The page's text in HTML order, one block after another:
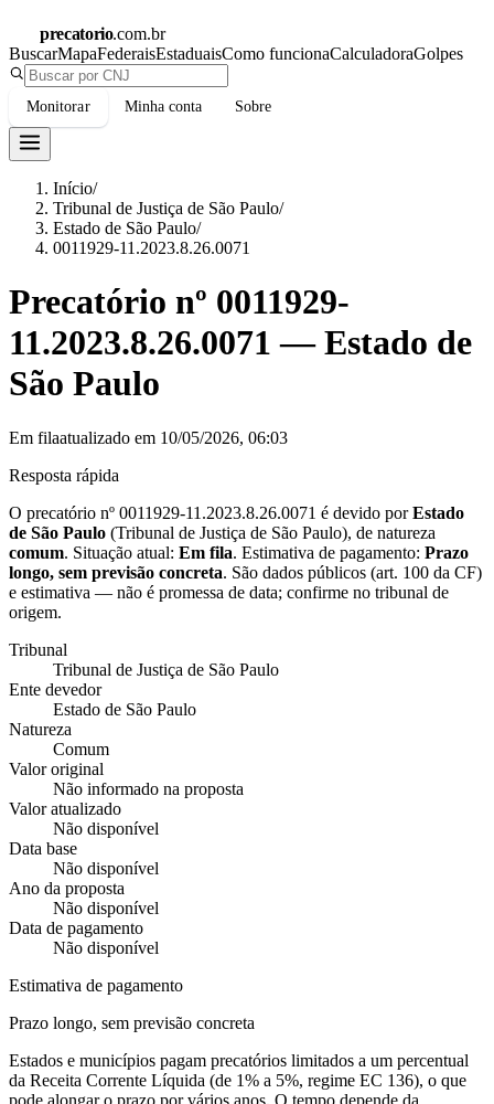
precatorio.com.br
BuscarMapaFederaisEstaduaisComo funcionaCalculadoraGolpes
Monitorar Minha conta Sobre
Início/
Tribunal de Justiça de São Paulo/
Estado de São Paulo/
0011929-11.2023.8.26.0071
Precatório nº 0011929-
11.2023.8.26.0071 —Estado de
São Paulo
Em filaatualizado em 10/05/2026, 06:03
Resposta rápida
O precatório nº 0011929-11.2023.8.26.0071 é devido porEstado
de São Paulo (Tribunal de Justiça de São Paulo), de natureza
comum. Situação atual: Em fila. Estimativa de pagamento: Prazo
longo, sem previsão concreta. São dados públicos (art. 100 da CF)
e estimativa — não é promessa de data; confirme no tribunal de
origem.
Tribunal
Tribunal de Justiça de São Paulo
Ente devedor
Estado de São Paulo
Natureza
Comum
Valor original
Não informado na proposta
Valor atualizado
Não disponível
Data base
Não disponível
Ano da proposta
Não disponível
Data de pagamento
Não disponível
Estimativa de pagamento
Prazo longo, sem previsão concreta
Estados e municípios pagam precatórios limitados a um percentual
da Receita Corrente Líquida (de 1% a 5%, regime EC 136), o que
pode alongar o prazo por vários anos. O tempo depende da